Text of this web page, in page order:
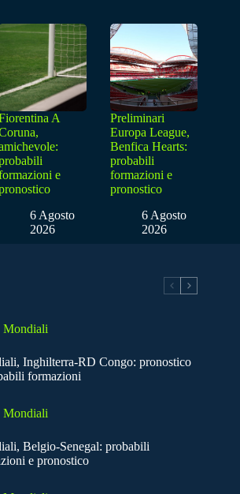
A
e
6 Agosto
2026
Preliminari
Europa League,
Benfica Hearts:
probabili
formazioni e
pronostico
6 Agosto
2026
Mondiali
Inghilterra-RD Congo: pronostico
formazioni
Mondiali
Belgio-Senegal: probabili
e pronostico